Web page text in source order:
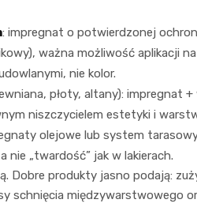
: impregnat o potwierdzonej
ważna możliwość aplikacji
nie kolor.
płoty, altany): impregnat
niszczycielem estetyki i
olejowe lub system
nie „twardość” jak w lakierach.
produkty jasno podają:
schnięcia międzywarstwowego